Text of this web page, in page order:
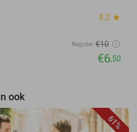
8.2 star
Regulier €10
€6,50
ook
61%